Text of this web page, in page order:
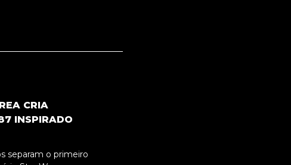
CRIA
INSPIRADO
separam o primeiro